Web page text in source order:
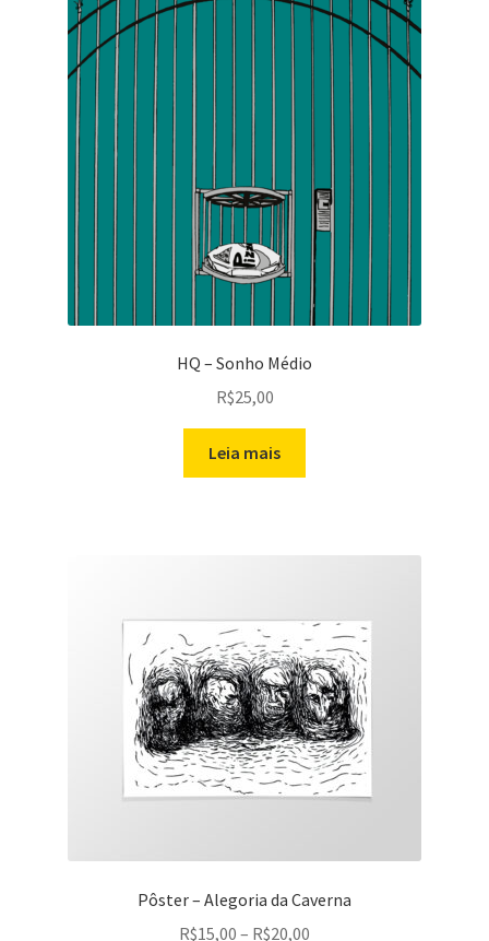
HQ – Sonho Médio
R$25,00
Leia mais
Pôster – Alegoria da Caverna
R$15,00 – R$20,00